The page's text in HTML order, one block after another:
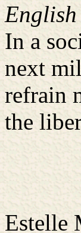
In a
next
refrain
the
Estelle